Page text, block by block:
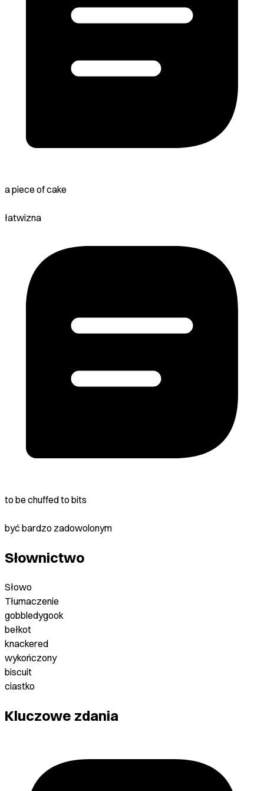
a piece of cake
łatwizna
to be chuffed to bits
być bardzo zadowolonym
Słownictwo
Słowo
Tłumaczenie
gobbledygook
bełkot
knackered
wykończony
biscuit
ciastko
Kluczowe zdania